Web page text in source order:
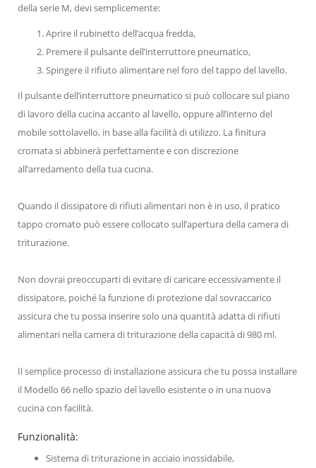
della serie M, devi semplicemente:
Aprire il rubinetto dell’acqua fredda,
Premere il pulsante dell’interruttore pneumatico,
Spingere il rifiuto alimentare nel foro del tappo del lavello.
Il pulsante dell’interruttore pneumatico si può collocare sul piano
di lavoro della cucina accanto al lavello, oppure all’interno del
mobile sottolavello, in base alla facilità di utilizzo. La finitura
cromata si abbinerà perfettamente e con discrezione
all’arredamento della tua cucina.
Quando il dissipatore di rifiuti alimentari non è in uso, il pratico
tappo cromato può essere collocato sull’apertura della camera di
triturazione.
Non dovrai preoccuparti di evitare di caricare eccessivamente il
dissipatore, poiché la funzione di protezione dal sovraccarico
assicura che tu possa inserire solo una quantità adatta di rifiuti
alimentari nella camera di triturazione della capacità di 980 ml.
Il semplice processo di installazione assicura che tu possa installare
il Modello 66 nello spazio del lavello esistente o in una nuova
cucina con facilità.
Funzionalità:
Sistema di triturazione in acciaio inossidabile,